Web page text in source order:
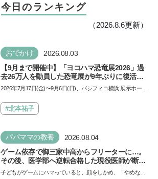
今日のランキング
（2026.8.6更新）
おでかけ 2026.08.03
【9月まで開催中】「ヨコハマ恐竜展2026」過
去26万人を動員した恐竜展が9年ぶりに復活！
夏休みのおでかけで楽しむポイントを完全ガイ
2026年7月17日(金)〜9月6日(日)、パシフィコ横浜 展示ホール
催…
#北本祐子
パパママの教養 2026.08.04
ゲーム依存で御三家中高からフリーターに…。
その後、医学部へ逆転合格した現役医師が断言
「ゲームの経験が受験勉強に役立った」そう考
子どもがゲームにハマっていると、顔をしかめ、「やめなさ